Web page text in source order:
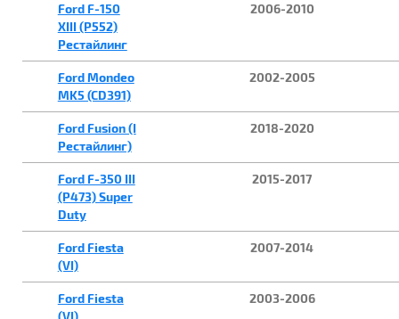
Ford F-150
XIII (P552)
Рестайлинг
2006-2010
Ford Mondeo
MK5 (CD391)
2002-2005
Ford Fusion (I
Рестайлинг)
2018-2020
Ford F-350 III
(P473) Super
Duty
2015-2017
Ford Fiesta
(VI)
2007-2014
Ford Fiesta
(VI)
2003-2006